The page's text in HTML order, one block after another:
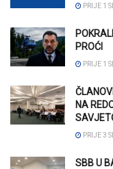
PRIJE 1
PROĆI
PRIJE 1
NA
PRIJE 3
SBB U